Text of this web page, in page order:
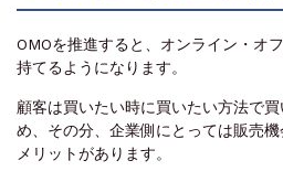
OMOを推進すると、オンライン・オ
持てるようになります。
顧客は買いたい時に買いたい方法で
め、その分、企業側にとっては販売
メリットがあります。